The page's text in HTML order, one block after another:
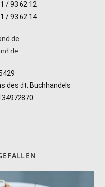
/ 93 62 12
/ 93 62 14
des dt. Buchhandels